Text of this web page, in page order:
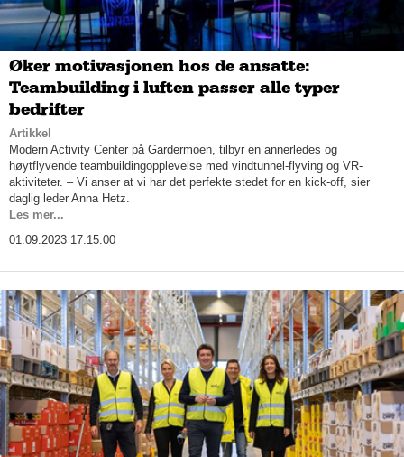
Øker motivasjonen hos de ansatte:
Teambuilding i luften passer alle typer
bedrifter
Artikkel
Modern Activity Center på Gardermoen, tilbyr en annerledes og
høytflyvende teambuildingopplevelse med vindtunnel-flyving og VR-
aktiviteter. – Vi anser at vi har det perfekte stedet for en kick-off, sier
daglig leder Anna Hetz.
Les mer...
01.09.2023 17.15.00